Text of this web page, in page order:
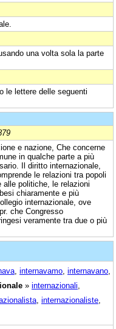
una volta sola la parte
le lettere delle seguenti
e nazione, Che concerne
in qualche parte a più
Il diritto internazionale,
le relazioni tra popoli
alle politiche, le relazioni
chiaramente e più
internazionale, ove
che Congresso
veramente tra due o più
internavamo internavano
» internazionali
internazionaliste